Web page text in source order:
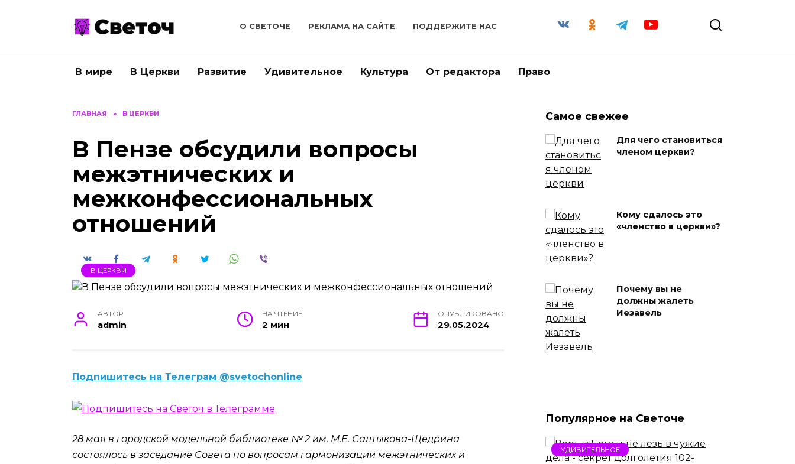
О СВЕТОЧЕ РЕКЛАМА НА САЙТЕ ПОДДЕРЖИТЕ НАС
В мире В Церкви Развитие Удивительное Культура От редактора Право
ГЛАВНАЯ » В ЦЕРКВИ
В Пензе обсудили вопросы
межэтнических и
межконфессиональных
отношений
В ЦЕРКВИ
АВТОР
admin
НА ЧТЕНИЕ
2 мин
ОПУБЛИКОВАНО
29.05.2024
Подпишитесь на Телеграм @svetochonline
28 мая в городской модельной библиотеке № 2 им. М.Е. Салтыкова-Щедрина
состоялось в заседание Совета по вопросам гармонизации межэтнических и
Самое свежее
Для чего становиться
членом церкви?
Кому сдалось это
«членство в церкви»?
Почему вы не
должны жалеть
Иезавель
Популярное на Светоче
УДИВИТЕЛЬНОЕ